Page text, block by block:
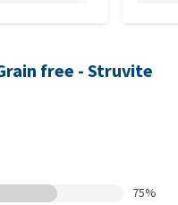
free - Struvite
75%